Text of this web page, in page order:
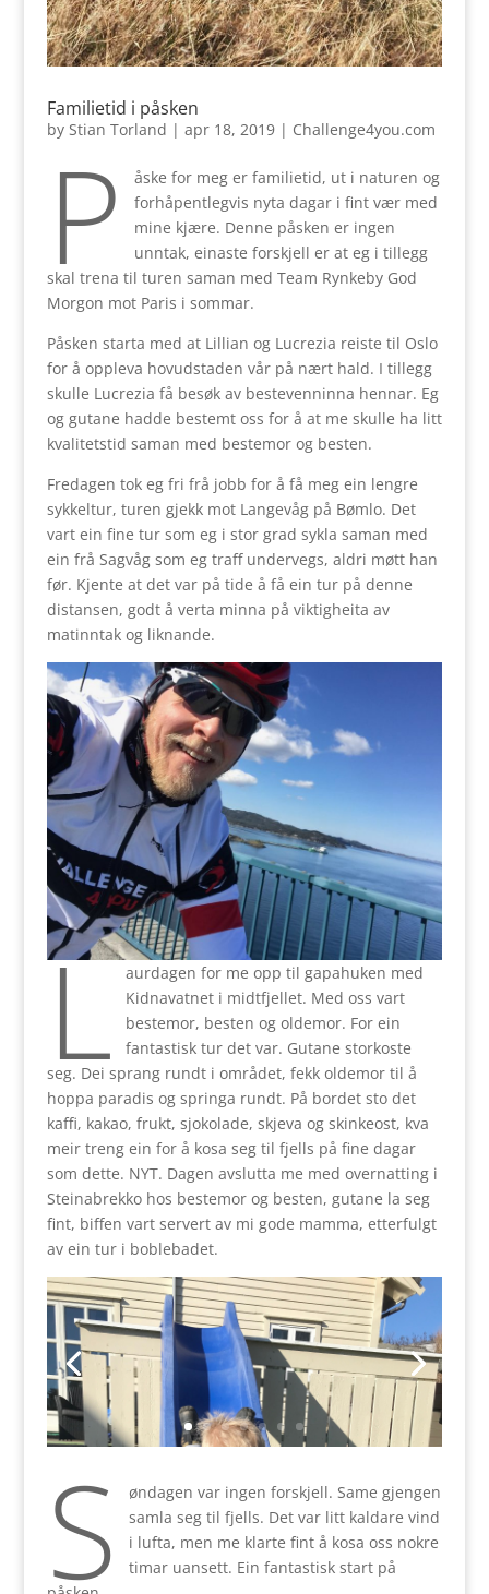
Familietid i påsken
by Stian Torland | apr 18, 2019| Challenge4you.com
P
åske for meg er familietid, ut i naturen og
forhåpentlegvis nyta dagar i fint vær med
mine kjære. Denne påsken er ingen
unntak, einaste forskjell er at eg i tillegg
skal trena til turen saman med Team Rynkeby God
Morgon mot Paris i sommar.
Påsken starta med at Lillian og Lucrezia reiste til Oslo
for å oppleva hovudstaden vår på nært hald. I tillegg
skulle Lucrezia få besøk av bestevenninna hennar. Eg
og gutane hadde bestemt oss for å at me skulle ha litt
kvalitetstid saman med bestemor og besten.
Fredagen tok eg fri frå jobb for å få meg ein lengre
sykkeltur, turen gjekk mot Langevåg på Bømlo. Det
vart ein fine tur som eg i stor grad sykla saman med
ein frå Sagvåg som eg traff undervegs, aldri møtt han
før. Kjente at det var på tide å få ein tur på denne
distansen, godt å verta minna på viktigheita av
matinntak og liknande.
L
aurdagen for me opp til gapahuken med
Kidnavatnet i midtfjellet. Med oss vart
bestemor, besten og oldemor. For ein
fantastisk tur det var. Gutane storkoste
seg. Dei sprang rundt i området, fekk oldemor til å
hoppa paradis og springa rundt. På bordet sto det
kaffi, kakao, frukt, sjokolade, skjeva og skinkeost, kva
meir treng ein for å kosa seg til fjells på fine dagar
som dette. NYT. Dagen avslutta me med overnatting i
Steinabrekko hos bestemor og besten, gutane la seg
fint, biffen vart servert av mi gode mamma, etterfulgt
av ein tur i boblebadet.
S
øndagen var ingen forskjell. Same gjengen
samla seg til fjells. Det var litt kaldare vind
i lufta, men me klarte fint å kosa oss nokre
timar uansett. Ein fantastisk start på